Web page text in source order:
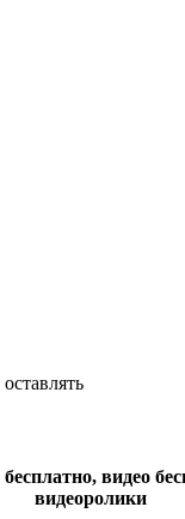
видео
видеоролики